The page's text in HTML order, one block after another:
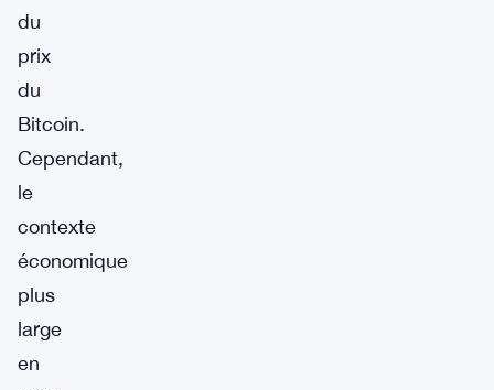
du
prix
du
Bitcoin.
Cependant,
le
contexte
économique
plus
large
en